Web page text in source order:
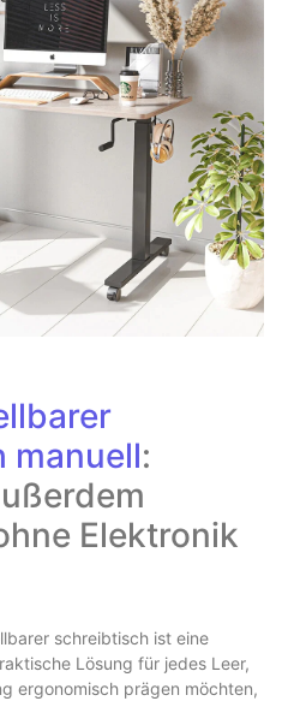
manuell:
Elektronik
schreibtisch ist eine
Lösung für jedes Leer,
ergonomisch prägen möchten,